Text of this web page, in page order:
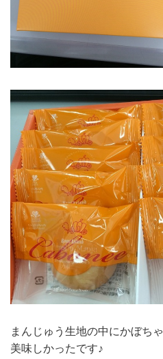
まんじゅう生地の中にかぼち
美味しかったです♪